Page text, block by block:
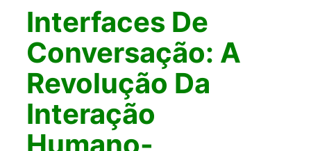
Interfaces De
Conversação: A
Revolução Da
Interação
Humano-